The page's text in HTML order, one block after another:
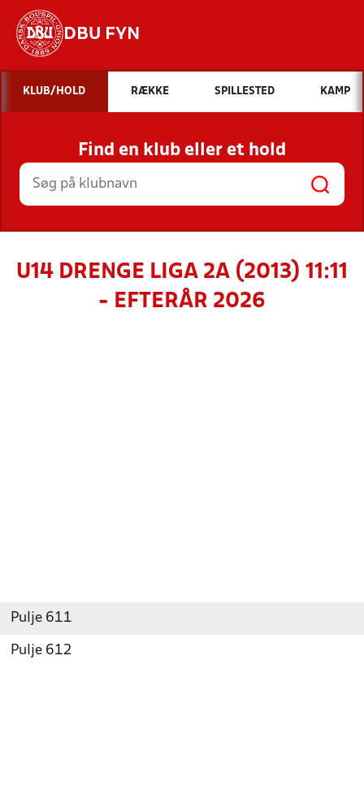
DBU FYN
Hvad vil du søge efter?
INDHOLD OG NYHEDER
STILLINGER, RESULTATER, KLUBBER OG
HOLD
KLUB/HOLD RÆKKE SPILLESTED KAMP
Find en klub eller et hold
U14 DRENGE LIGA 2A (2013) 11:11
- EFTERÅR 2026
Pulje 611
Pulje 612